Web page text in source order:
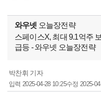
와우넷 오늘장전략
스페이스X, 최대 9.1억주
급등 - 와우넷 오늘장전략
박찬휘 기자
입력2025-04-28 10:25수정 2025-